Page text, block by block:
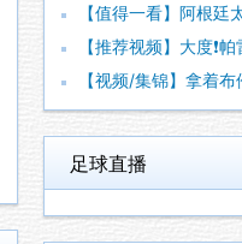
【值得一看】阿根廷太粗野
【推荐视频】大度❗️帕雷
【视频/集锦】拿着布伦
足球直播